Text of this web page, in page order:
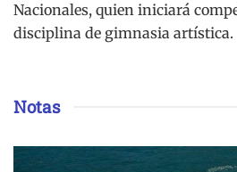
Nacionales, quien iniciará
disciplina de gimnasia artística.
Notas